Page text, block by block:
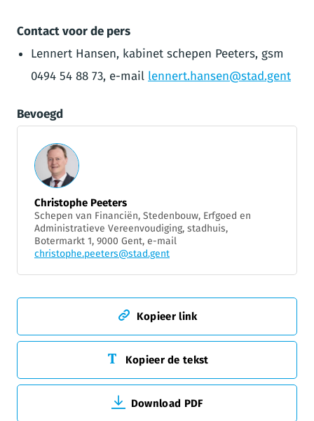
Contact voor de pers
Lennert Hansen, kabinet schepen Peeters, gsm
0494 54 88 73, e-mail lennert.hansen@stad.gent
Bevoegd
Christophe Peeters
Schepen van Financiën, Stedenbouw, Erfgoed en
Administratieve Vereenvoudiging, stadhuis,
Botermarkt 1, 9000 Gent, e-mail
christophe.peeters@stad.gent
Kopieer link
Kopieer de tekst
Download PDF